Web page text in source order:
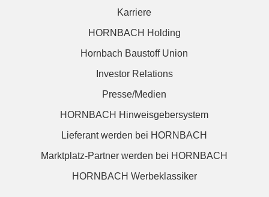
Karriere
HORNBACH Holding
Hornbach Baustoff Union
Investor Relations
Presse/Medien
HORNBACH Hinweisgebersystem
Lieferant werden bei HORNBACH
Marktplatz-Partner werden bei HORNBACH
HORNBACH Werbeklassiker